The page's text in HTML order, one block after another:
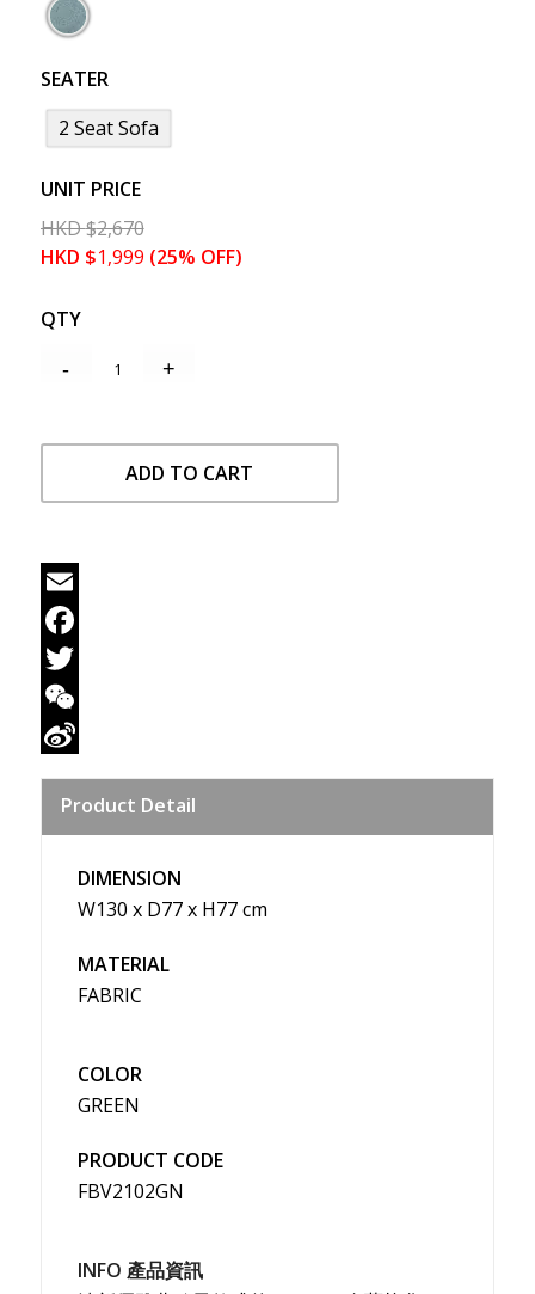
SEATER
2 Seat Sofa
UNIT PRICE
HKD$2,670
HKD $1,999 (25% OFF)
QTY
ADD TO CART
Email
Facebook
Twitter
WeChat
Weibo
Product Detail
DIMENSION
W130 x D77 x H77 cm
MATERIAL
FABRIC
COLOR
GREEN
PRODUCT CODE
FBV2102GN
INFO 產品資訊